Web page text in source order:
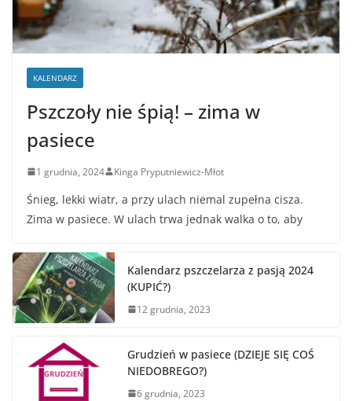
KALENDARZ
Pszczoły nie śpią! – zima w
pasiece
1 grudnia, 2024 Kinga Pryputniewicz-Młot
Śnieg, lekki wiatr, a przy ulach niemal zupełna cisza.
Zima w pasiece. W ulach trwa jednak walka o to, aby
Kalendarz pszczelarza z pasją 2024
(KUPIĆ?)
12 grudnia, 2023
Grudzień w pasiece (DZIEJE SIĘ COŚ
NIEDOBREGO?)
6 grudnia, 2023